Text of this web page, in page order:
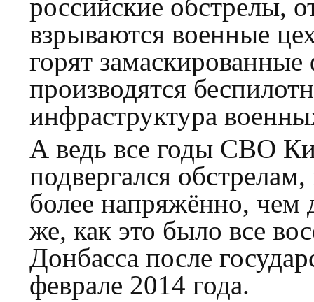
российские обстрелы,
взрываются военные
горят
производятся
инфраструктура
А ведь все годы СВО
подвергался
более напряжённо, чем
же, как это было все
Донбасса после
феврале 2014 года.